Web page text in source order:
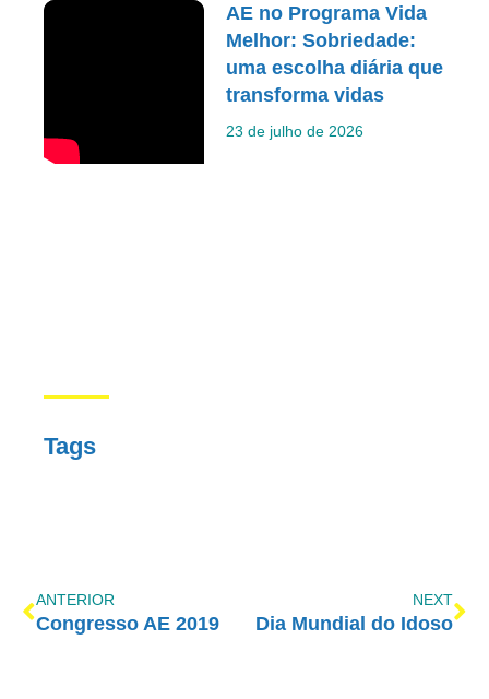
AE no Programa Vida
Melhor: Sobriedade:
uma escolha diária que
transforma vidas
23 de julho de 2026
Tags
ANTERIOR
Congresso AE 2019
NEXT
Dia Mundial do Idoso